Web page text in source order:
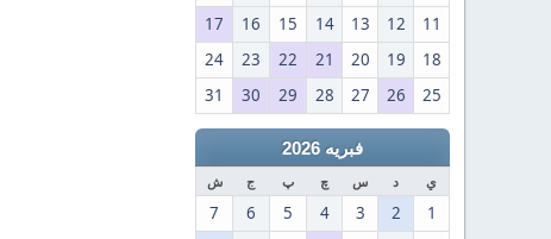
11
12
13
14
15
16
17
18
19
20
21
22
23
24
25
26
27
28
29
30
31
فبریه 2026
ي د س چ پ ج ش
1
2
3
4
5
6
7